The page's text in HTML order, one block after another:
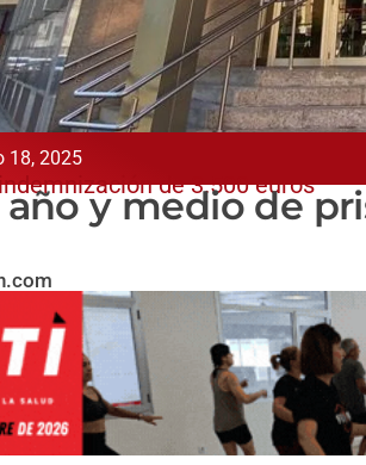
18, 2025
de 3.500 euros
y medio de